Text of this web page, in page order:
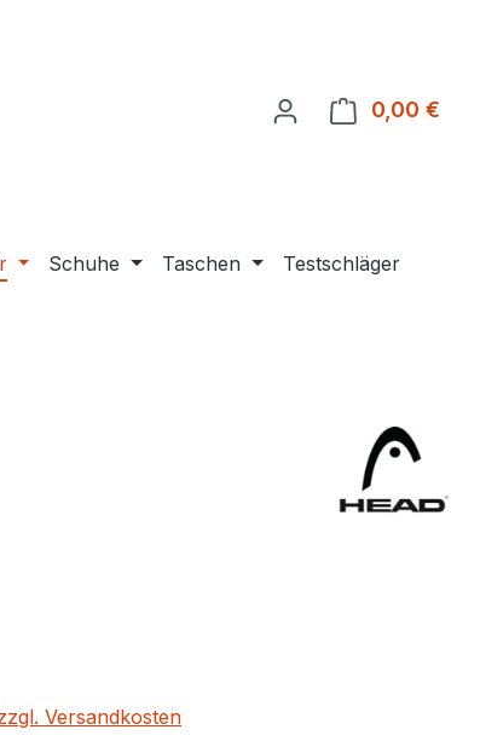
0,00 €
Schuhe Taschen
Testschläger
Versandkosten